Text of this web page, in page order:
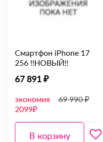
Смартфон iPhone 17
256 !!НОВЫЙ!!
67 891 ₽
экономия
2099₽
69 990 ₽
В корзину